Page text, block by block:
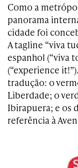
Como a
panorama
cidade foi
A tagline “viva
espanhol (“viva
(“experience
tradução: o
Liberdade; o
Ibirapuera; e os
referência à